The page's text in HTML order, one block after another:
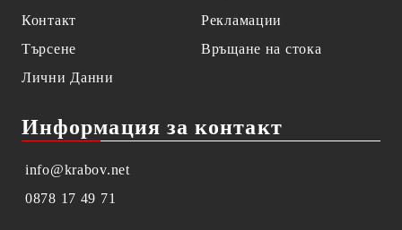
Контакт
Търсене
Лични Данни
Рекламации
Връщане на стока
Информация за контакт
info@krabov.net
0878 17 49 71